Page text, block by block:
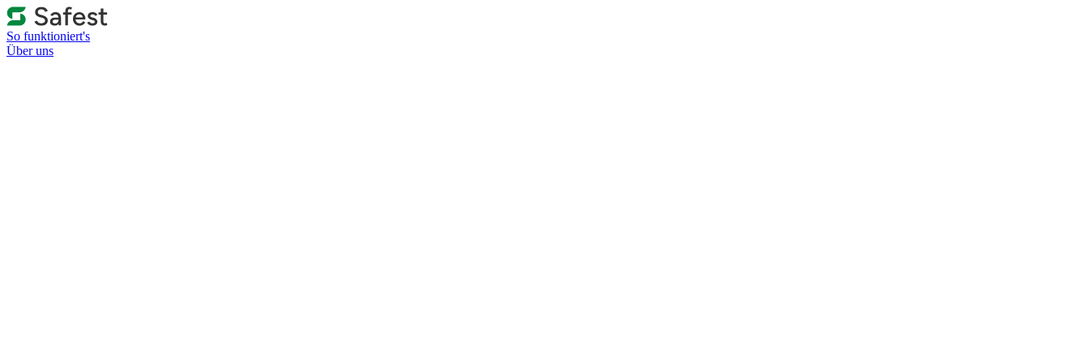
So funktioniert's
Über uns